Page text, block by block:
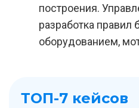
построения.
разработка
оборудованием,
ТОП-7 кейсов